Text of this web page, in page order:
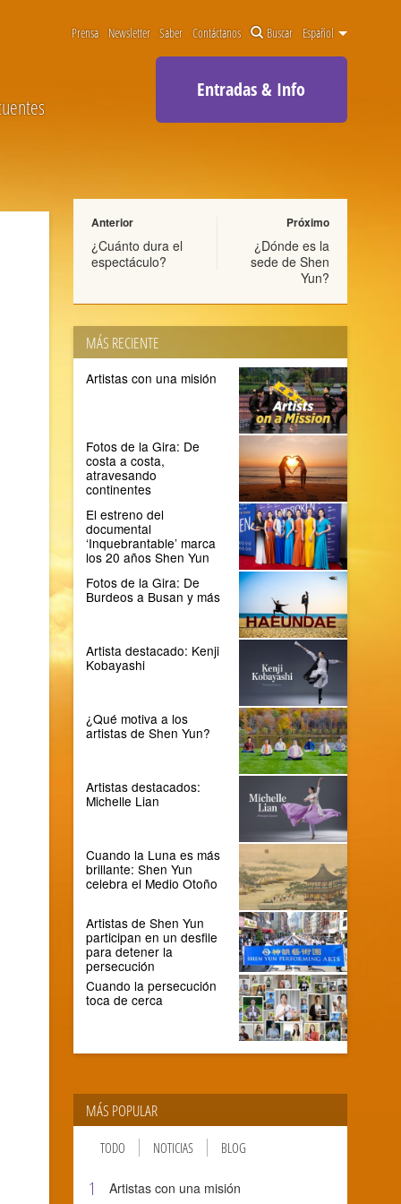
Prensa Newsletter Saber Contáctanos Buscar Español
Entradas & Info
Anterior
¿Cuánto dura el
espectáculo?
Próximo
¿Dónde es la
sede de Shen
Yun?
MÁS RECIENTE
Artistas con una misión
Fotos de la Gira: De
costa a costa,
atravesando
continentes
El estreno del
documental
‘Inquebrantable’ marca
los 20 años Shen Yun
Fotos de la Gira: De
Burdeos a Busan y más
Artista destacado: Kenji
Kobayashi
¿Qué motiva a los
artistas de Shen Yun?
Artistas destacados:
Michelle Lian
Cuando la Luna es más
brillante: Shen Yun
celebra el Medio Otoño
Artistas de Shen Yun
participan en un desfile
para detener la
persecución
Cuando la persecución
toca de cerca
MÁS POPULAR
TODO NOTICIAS BLOG
1 Artistas con una misión